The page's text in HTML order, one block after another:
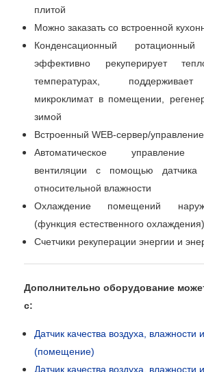
плитой
Можно заказать со встроенной
Конденсационный ротационный
эффективно рекуперирует
температурах,
микроклимат в помещении,
зимой
Встроенный WEB-сервер/
Автоматическое управление
вентиляции с помощью
относительной влажности
Охлаждение помещений
(функция естественного охлаждения)
Счетчики рекуперации энергии и
Дополнительно оборудование
c:
Датчик качества воздуха, влажности
(помещение)
Датчик качества воздуха, влажности